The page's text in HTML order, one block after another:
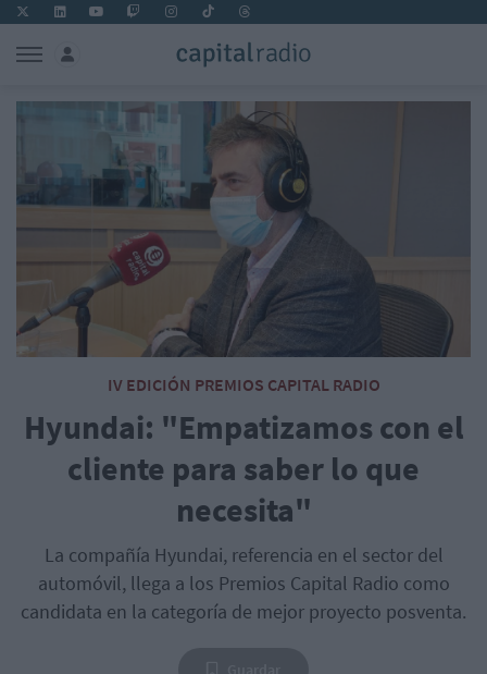
IV EDICIÓN PREMIOS CAPITAL RADIO
Hyundai: "Empatizamos con el
cliente para saber lo que
necesita"
La compañía Hyundai, referencia en el sector del
automóvil, llega a los Premios Capital Radio como
candidata en la categoría de mejor proyecto posventa.